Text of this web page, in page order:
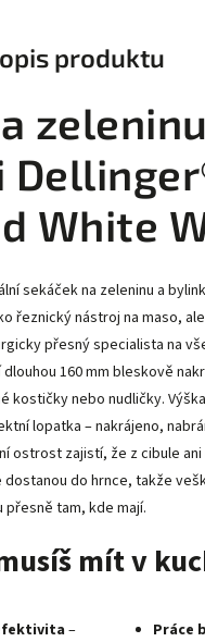
produktu
zeleninu
White
sekáček na zeleninu a
řeznický nástroj na maso,
přesný specialista na
160 mm bleskově
kostičky nebo nudličky.
lopatka – nakrájeno,
ostrost zajistí, že z cibule
do hrnce, takže
přesně tam, kde mají.
mít v
–
Práce